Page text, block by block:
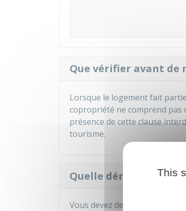
Que vérifier avant de
Lorsque le logement fait
copropriété ne comprend pas
présence de cette clause
tourisme.
Quelle démarche
Vous devez demander votre
This